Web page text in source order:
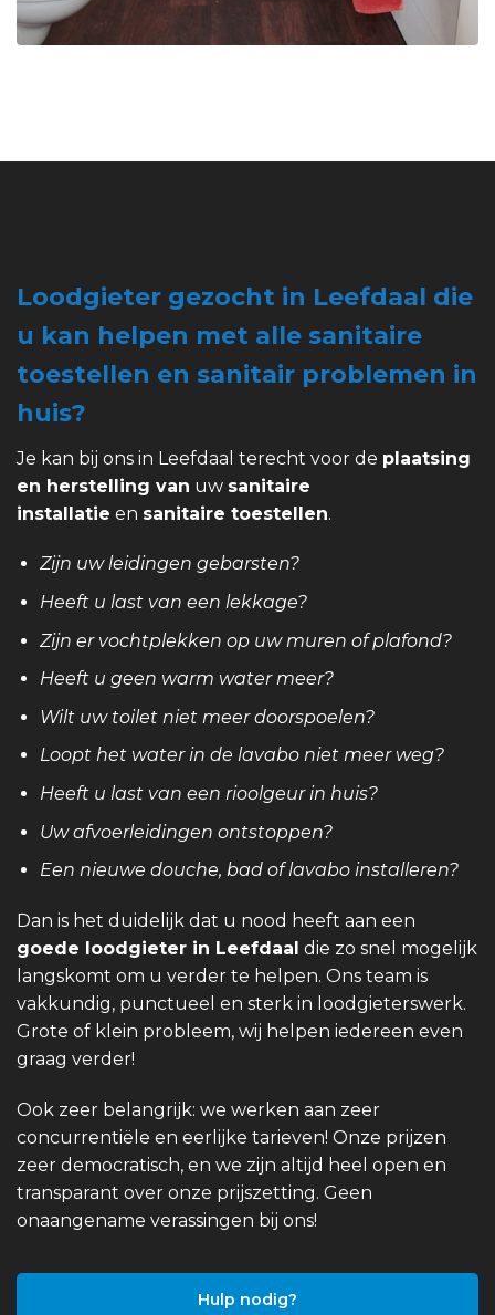
Loodgieter gezocht in Leefdaal die
u kan helpen met alle sanitaire
toestellen en sanitair problemen in
huis?
Je kan bij ons in Leefdaal terecht voor de plaatsing
en herstelling van uw sanitaire
installatie en sanitaire toestellen.
Zijn uw leidingen gebarsten?
Heeft u last van een lekkage?
Zijn er vochtplekken op uw muren of plafond?
Heeft u geen warm water meer?
Wilt uw toilet niet meer doorspoelen?
Loopt het water in de lavabo niet meer weg?
Heeft u last van een rioolgeur in huis?
Uw afvoerleidingen ontstoppen?
Een nieuwe douche, bad of lavabo installeren?
Dan is het duidelijk dat u nood heeft aan een
goede loodgieter in Leefdaal die zo snel mogelijk
langskomt om u verder te helpen. Ons team is
vakkundig, punctueel en sterk in loodgieterswerk.
Grote of klein probleem, wij helpen iedereen even
graag verder!
Ook zeer belangrijk: we werken aan zeer
concurrentiële en eerlijke tarieven! Onze prijzen
zeer democratisch, en we zijn altijd heel open en
transparant over onze prijszetting. Geen
onaangename verassingen bij ons!
Hulp nodig?